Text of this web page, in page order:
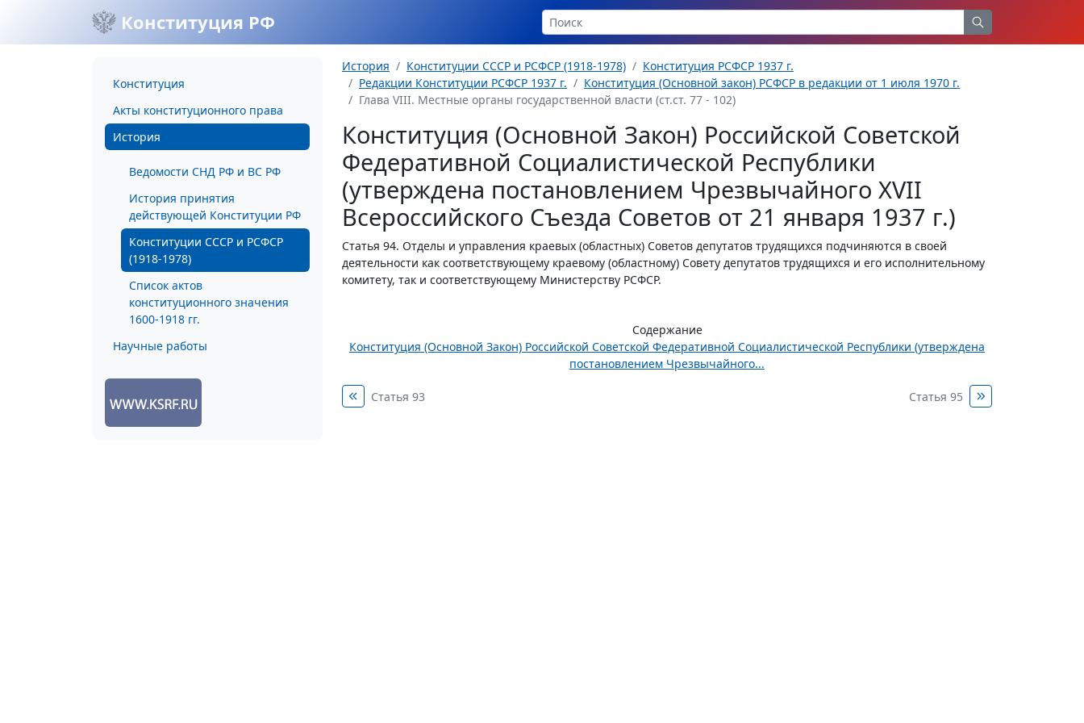
Конституция РФ
Конституция
Акты конституционного права
История
Ведомости СНД РФ и ВС РФ
История принятия
действующей Конституции РФ
Конституции СССР и РСФСР
(1918-1978)
Список актов
конституционного значения
1600-1918 гг.
Научные работы
История Конституции СССР и РСФСР (1918-1978)
Конституция РСФСР 1937 г.
Редакции Конституции РСФСР 1937 г.
Конституция (Основной закон) РСФСР в редакции от 1 июля 1970 г.
Глава VIII. Местные органы государственной власти (ст.ст. 77 - 102)
Конституция (Основной Закон) Российской Советской
Федеративной Социалистической Республики
(утверждена постановлением Чрезвычайного XVII
Всероссийского Съезда Советов от 21 января 1937 г.)
Статья 94. Отделы и управления краевых (областных) Советов депутатов трудящихся подчиняются в своей
деятельности как соответствующему краевому (областному) Совету депутатов трудящихся и его исполнительному
комитету, так и соответствующему Министерству РСФСР.
Содержание
Конституция (Основной Закон) Российской Советской Федеративной Социалистической Республики (утверждена
постановлением Чрезвычайного...
Статья 93 Статья 95